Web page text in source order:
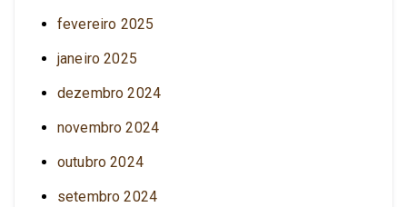
fevereiro 2025
janeiro 2025
dezembro 2024
novembro 2024
outubro 2024
setembro 2024